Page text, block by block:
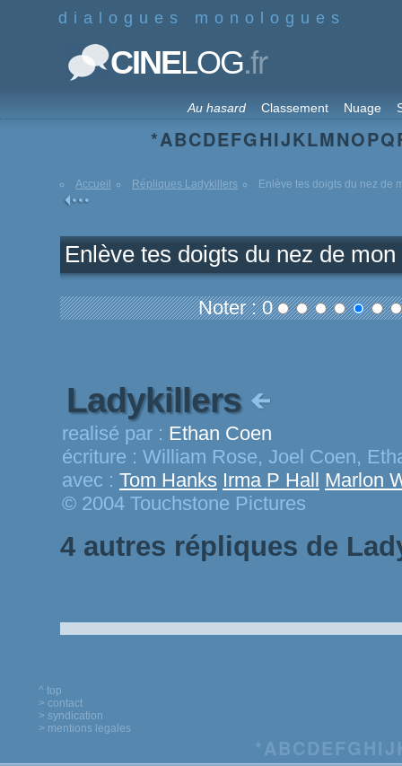
dialogues monologues
CINELOG.fr
Au hasard Classement Nuage
*ABCDEFGHIJKLMNOPQ
Accueil Répliques Ladykillers Enlève tes doigts du nez de
Enlève tes doigts du nez de
Noter : 0
Ladykillers
realisé par : Ethan Coen
écriture : William Rose, Joel Coen,
avec : Tom Hanks Irma P Hall Marlon
© 2004 Touchstone Pictures
4 autres répliques de
^ top
> contact
> syndication
> mentions legales
*ABCDEFG HIJ